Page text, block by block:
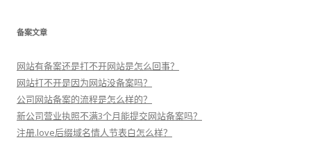
备案文章
网站有备案还是打不开网站是怎么回事？
网站打不开是因为网站没备案吗？
公司网站备案的流程是怎么样的？
新公司营业执照不满3个月能提交网站备案吗？
注册.love后缀域名情人节表白怎么样？